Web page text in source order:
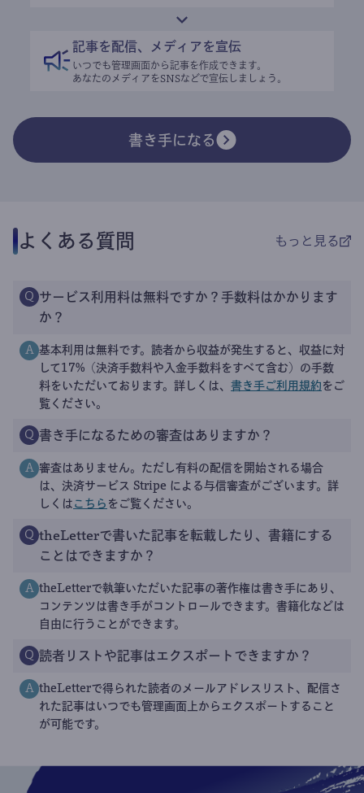
記事を配信、メディアを宣伝
いつでも管理画面から記事を作成できます。
あなたのメディアをSNSなどで宣伝しましょう。
書き手になる
よくある質問 もっと見る
Q サービス利用料は無料ですか？手数料はかかります
か？
A 基本利用は無料です。読者から収益が発生すると、収益に対
して17%（決済手数料や入金手数料をすべて含む）の手数
料をいただいております。詳しくは、 書き手ご利用規約 をご
覧ください。
Q 書き手になるための審査はありますか？
A 審査はありません。ただし有料の配信を開始される場合
は、決済サービス Stripe による与信審査がございます。詳
しくは こちら をご覧ください。
Q theLetterで書いた記事を転載したり、書籍にする
ことはできますか？
A theLetterで執筆いただいた記事の著作権は書き手にあり、
コンテンツは書き手がコントロールできます。書籍化などは
自由に行うことができます。
Q 読者リストや記事はエクスポートできますか？
A theLetterで得られた読者のメールアドレスリスト、配信さ
れた記事はいつでも管理画面上からエクスポートすること
が可能です。